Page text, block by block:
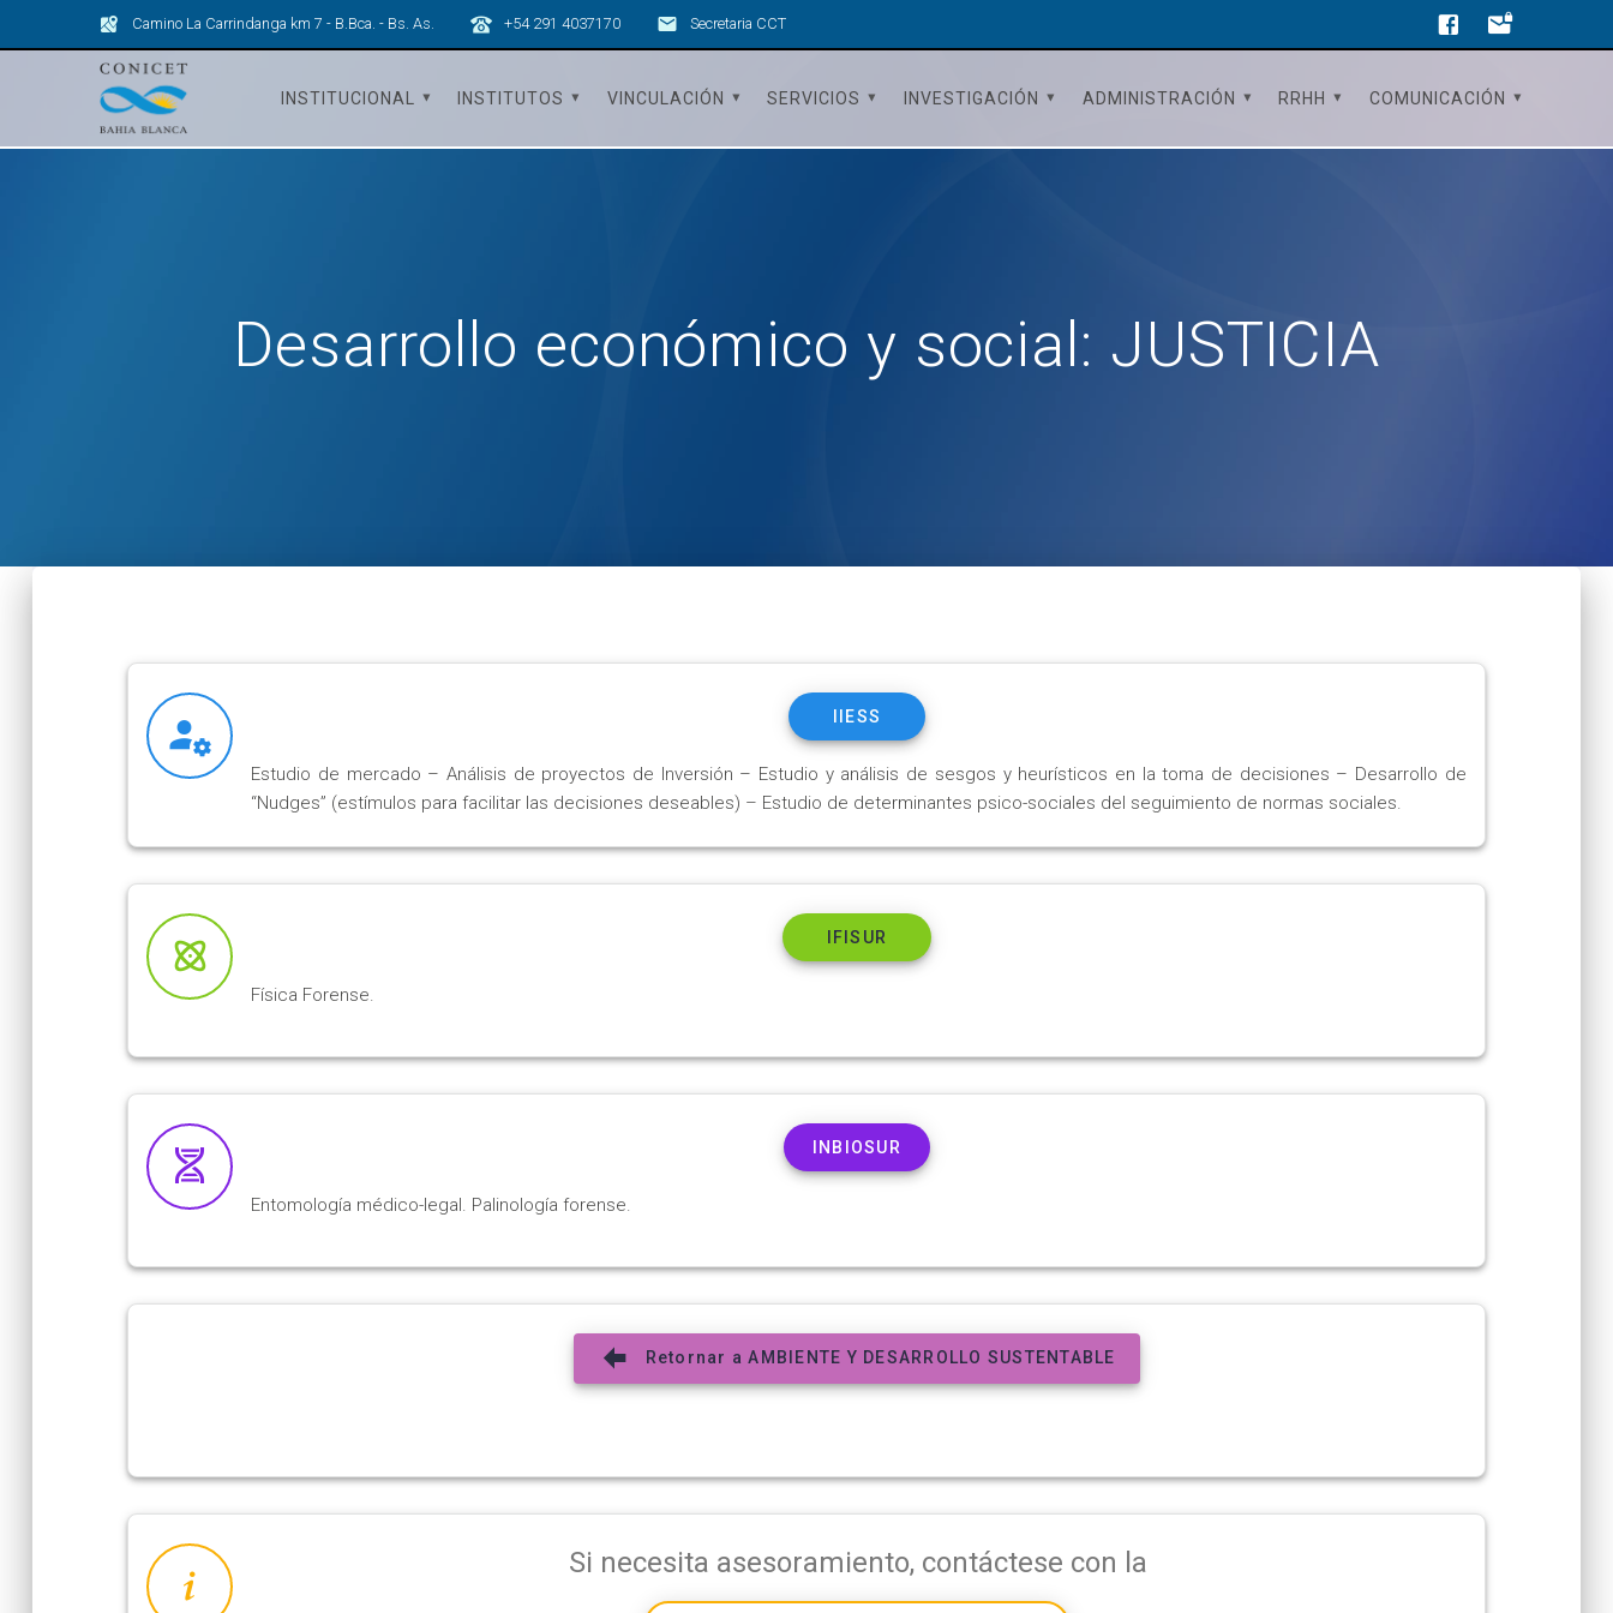
Camino La Carrindanga km 7 - B.Bca. - Bs. As. +54 291 4037170 Secretaria CCT
INSTITUCIONAL INSTITUTOS VINCULACIÓN SERVICIOS INVESTIGACIÓN ADMINISTRACIÓN RRHH COMUNICACIÓN
Desarrollo económico y social: JUSTICIA
IIESS
Estudio de mercado – Análisis de proyectos de Inversión – Estudio y análisis de sesgos y heurísticos en la toma de decisiones – Desarrollo de
“Nudges” (estímulos para facilitar las decisiones deseables) – Estudio de determinantes psico-sociales del seguimiento de normas sociales.
IFISUR
Física Forense.
INBIOSUR
Entomología médico-legal. Palinología forense.
Retornar a AMBIENTE Y DESARROLLO SUSTENTABLE
Si necesita asesoramiento, contáctese con la